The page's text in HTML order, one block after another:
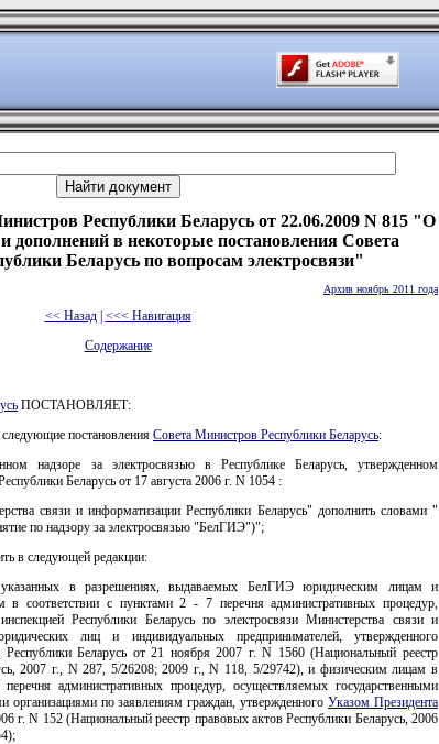
Республики Беларусь от 22.06.2009 N 815 "О
дополнений в некоторые постановления Совета
Беларусь по вопросам электросвязи"
Архив ноябрь 2011 года
<< Назад| <<< Навигация
Содержание
ПОСТАНОВЛЯЕТ:
постановления Совета Министров Республики Беларусь:
надзоре за электросвязью в Республике Беларусь, утвержденном
Беларусь от 17 августа 2006 г. N 1054 :
связи и информатизации Республики Беларусь" дополнить словами "
по надзору за электросвязью "БелГИЭ")";
в следующей редакции:
указанных в разрешениях, выдаваемых БелГИЭ юридическим лицам и
в соответствии с пунктами 2 - 7 перечня административных процедур,
Республики Беларусь по электросвязи Министерства связи и
лиц и индивидуальных предпринимателей, утвержденного
Республики Беларусь от 21 ноября 2007 г. N 1560 (Национальный реестр
2007 г., N 287, 5/26208; 2009 г., N 118, 5/29742), и физическим лицам в
административных процедур, осуществляемых государственными
организациями по заявлениям граждан, утвержденногоУказом Президента
г. N 152 (Национальный реестр правовых актов Республики Беларусь, 2006